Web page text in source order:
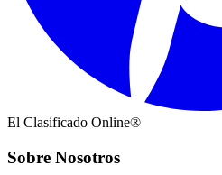
El Clasificado Online®
Sobre Nosotros